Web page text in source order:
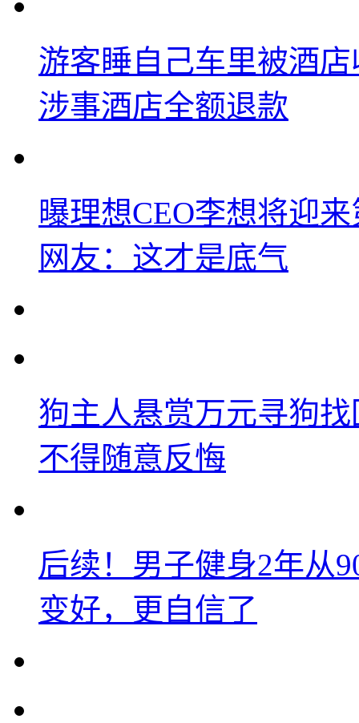
游客睡自己车里被酒
涉事酒店全额退款
曝理想CEO李想将迎
网友：这才是底气
狗主人悬赏万元寻狗
不得随意反悔
后续！男子健身2年从
变好，更自信了